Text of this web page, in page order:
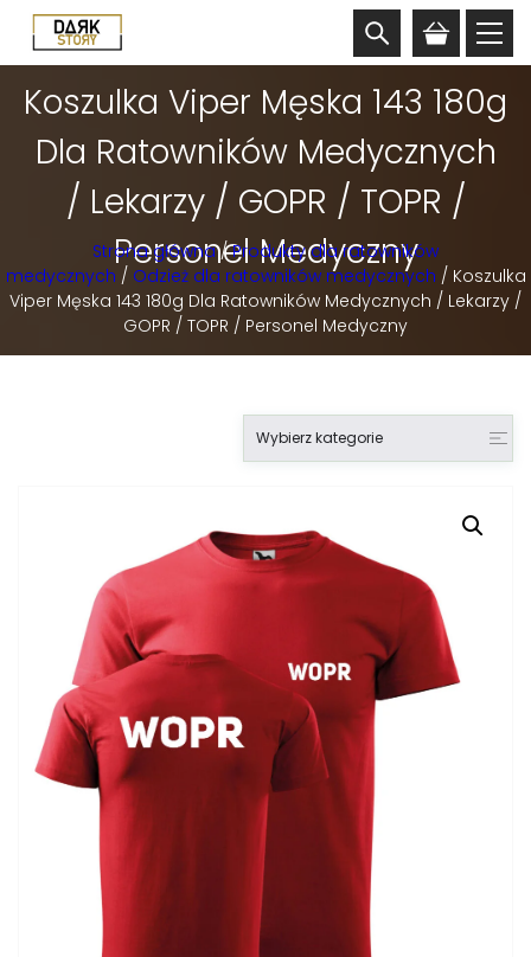
Koszulka Viper Męska 143 180g
Dla Ratowników Medycznych
/ Lekarzy / GOPR / TOPR /
Personel Medyczny
Strona główna/Produkty dla ratowników
medycznych / Odzież dla ratowników medycznych / Koszulka
Viper Męska 143 180g Dla Ratowników Medycznych / Lekarzy /
GOPR / TOPR / Personel Medyczny
Wybierz kategorie